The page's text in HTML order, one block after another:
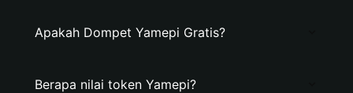
Apakah Dompet Yamepi Gratis?
Berapa nilai token Yamepi?